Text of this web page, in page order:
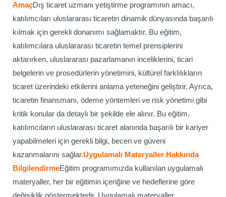
AmaçDış ticaret uzmanı yetiştirme programının amacı,
katılımcıları uluslararası ticaretin dinamik dünyasında başarılı
kılmak için gerekli donanımı sağlamaktır. Bu eğitim,
katılımcılara uluslararası ticaretin temel prensiplerini
aktarırken, uluslararası pazarlamanın inceliklerini, ticari
belgelerin ve prosedürlerin yönetimini, kültürel farklılıkların
ticaret üzerindeki etkilerini anlama yeteneğini geliştirir. Ayrıca,
ticaretin finansmanı, ödeme yöntemleri ve risk yönetimi gibi
kritik konular da detaylı bir şekilde ele alınır. Bu eğitim,
katılımcıların uluslararası ticaret alanında başarılı bir kariyer
yapabilmeleri için gerekli bilgi, beceri ve güveni
kazanmalarını sağlar.Uygulamalı Materyaller Hakkında
BilgilendirmeEğitim programımızda kullanılan uygulamalı
materyaller, her bir eğitimin içeriğine ve hedeflerine göre